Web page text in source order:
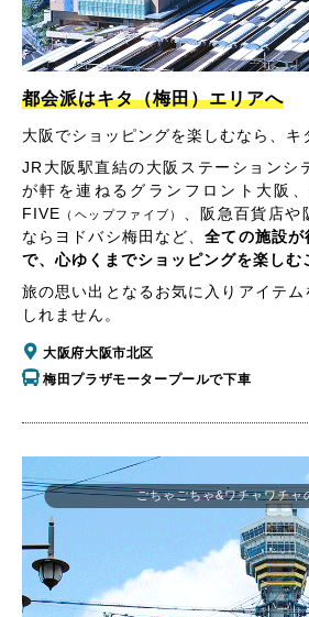
都会派はキタ（梅田）エリアへ
大阪でショッピングを楽しむなら、キ
JR大阪駅直結の大阪ステーションシ
が軒を連ねるグランフロント大阪
FIVE （ヘップファイブ）
、阪急百貨店
ならヨドバシ梅田など、全ての施設
で、心ゆくまでショッピングを楽しむ
旅の思い出となるお気に入りアイテム
しれません。
大阪府大阪市北区
梅田プラザモータープールで下車
ごちゃごちゃ&ワチャワチャ